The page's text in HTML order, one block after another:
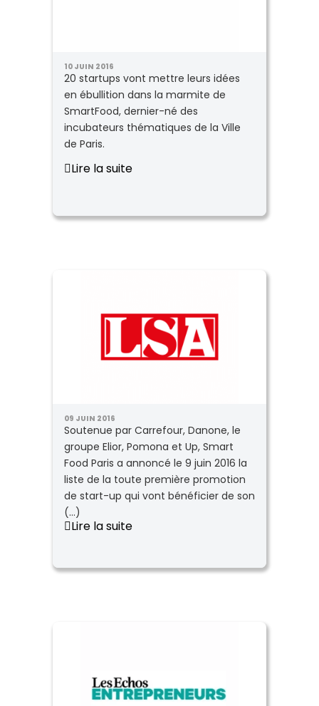
10 JUIN 2016
20 startups vont mettre leurs idées
en ébullition dans la marmite de
SmartFood, dernier-né des
incubateurs thématiques de la Ville
de Paris.
Lire la suite
09 JUIN 2016
Soutenue par Carrefour, Danone, le
groupe Elior, Pomona et Up, Smart
Food Paris a annoncé le 9 juin 2016 la
liste de la toute première promotion
de start-up qui vont bénéficier de son
(...)
Lire la suite